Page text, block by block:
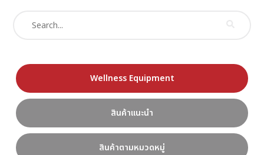
Wellness Equipment
สินค้าแนะนำ
สินค้าตามหมวดหมู่